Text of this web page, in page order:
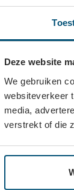
Deze website
We gebruiken
websiteverkeer
media,
verstrekt of die
en
De